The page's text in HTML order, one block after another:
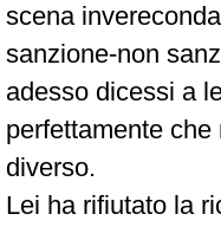
scena
sanzione-non
adesso dicessi a
perfettamente
diverso.
Lei ha rifiutato la